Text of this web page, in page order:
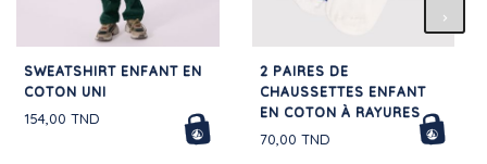
SWEATSHIRT ENFANT EN
COTON UNI
154,00 TND
2 PAIRES DE
CHAUSSETTES ENFANT
EN COTON À RAYURES
70,00 TND